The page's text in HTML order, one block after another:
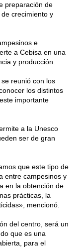
preparación de
crecimiento y
e
a Cebisa en una
y producción.
reunió con los
los distintos
importante
a la Unesco
ser de gran
que este tipo de
entre campesinos y
en la obtención de
prácticas, la
mencionó.
del centro, será un
que es una
para el